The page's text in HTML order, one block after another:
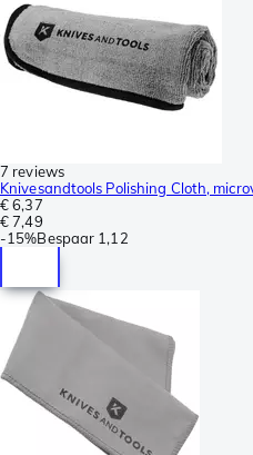
7 reviews
Knivesandtools Polishing Cloth,
€ 6,37
€ 7,49
-15%Bespaar 1,12